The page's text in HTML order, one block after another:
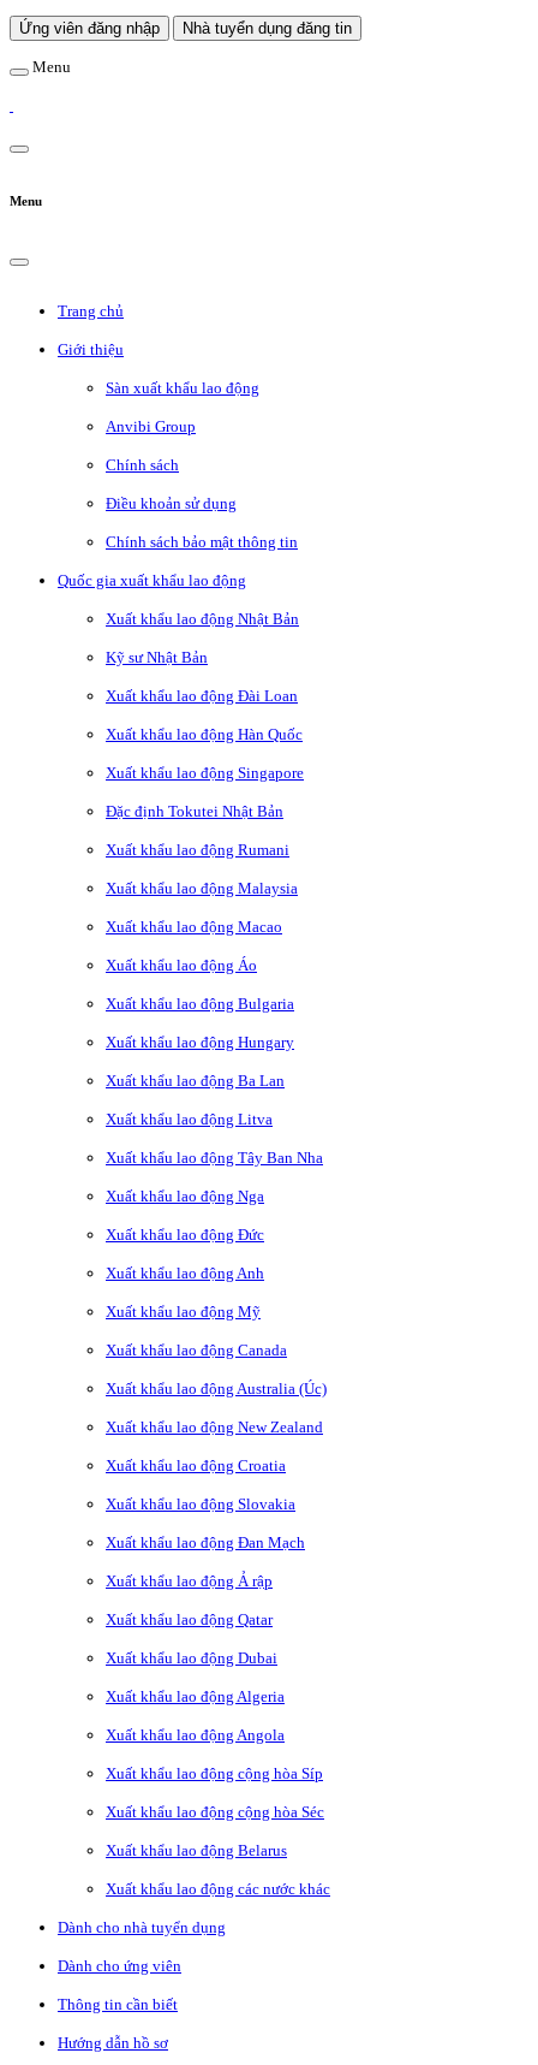
Ứng viên đăng nhập Nhà tuyển dụng đăng tin
Menu
Menu
Trang chủ
Giới thiệu
Sàn xuất khẩu lao động
Anvibi Group
Chính sách
Điều khoản sử dụng
Chính sách bảo mật thông tin
Quốc gia xuất khẩu lao động
Xuất khẩu lao động Nhật Bản
Kỹ sư Nhật Bản
Xuất khẩu lao động Đài Loan
Xuất khẩu lao động Hàn Quốc
Xuất khẩu lao động Singapore
Đặc định Tokutei Nhật Bản
Xuất khẩu lao động Rumani
Xuất khẩu lao động Malaysia
Xuất khẩu lao động Macao
Xuất khẩu lao động Áo
Xuất khẩu lao động Bulgaria
Xuất khẩu lao động Hungary
Xuất khẩu lao động Ba Lan
Xuất khẩu lao động Litva
Xuất khẩu lao động Tây Ban Nha
Xuất khẩu lao động Nga
Xuất khẩu lao động Đức
Xuất khẩu lao động Anh
Xuất khẩu lao động Mỹ
Xuất khẩu lao động Canada
Xuất khẩu lao động Australia (Úc)
Xuất khẩu lao động New Zealand
Xuất khẩu lao động Croatia
Xuất khẩu lao động Slovakia
Xuất khẩu lao động Đan Mạch
Xuất khẩu lao động Ả rập
Xuất khẩu lao động Qatar
Xuất khẩu lao động Dubai
Xuất khẩu lao động Algeria
Xuất khẩu lao động Angola
Xuất khẩu lao động cộng hòa Síp
Xuất khẩu lao động cộng hòa Séc
Xuất khẩu lao động Belarus
Xuất khẩu lao động các nước khác
Dành cho nhà tuyển dụng
Dành cho ứng viên
Thông tin cần biết
Hướng dẫn hồ sơ